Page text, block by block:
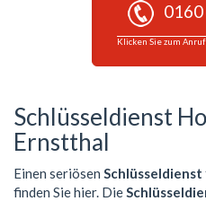
Klicken Sie zum
Schlüsseldienst
Ernstthal
Einen seriösen Schlüsseldienst
finden Sie hier. Die